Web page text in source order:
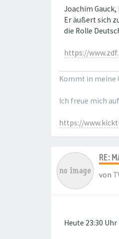
Joachim
Er äußert sich
die Rolle
https://
Kommt in meine
Ich freue mich
https://
RE:
von
Heute 23:30 Uhr